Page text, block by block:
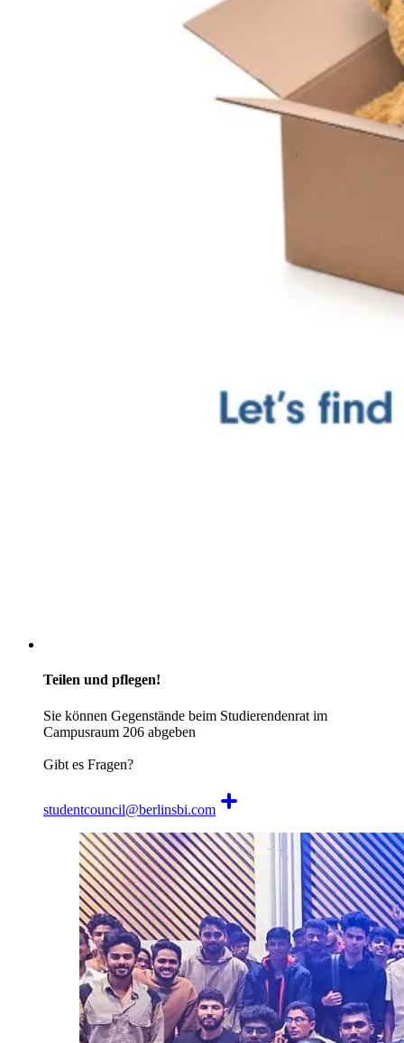
Teilen und pflegen!
Sie können Gegenstände beim Studierendenrat im
Campusraum 206 abgeben
Gibt es Fragen?
studentcouncil@berlinsbi.com